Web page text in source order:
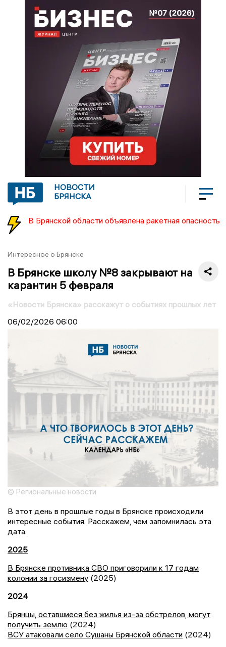
НОВОСТИ
БРЯНСКА
В Брянской области объявлена ракетная опасность
Интересное о Брянске
В Брянске школу №8 закрывают на
карантин 5 февраля
«Новости Брянска» расскажут о событиях прошлых лет
06/02/2026 06:00
© Региональные новости
В этот день в прошлые годы в Брянске происходили
интересные события. Расскажем, чем запомнилась эта
дата.
2025
В Брянске противника СВО приговорили к 17 годам
колонии за госизмену (2025)
2024
Брянцы, оставшиеся без жилья из-за обстрелов, могут
получить землю (2024)
ВСУ атаковали село Сушаны Брянской области (2024)